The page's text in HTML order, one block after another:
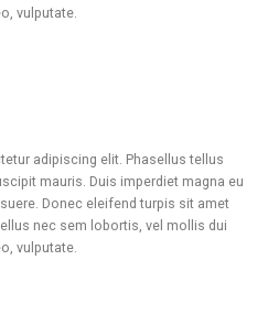
vulputate.
adipiscing elit. Phasellus tellus
mauris. Duis imperdiet magna eu
Donec eleifend turpis sit amet
nec sem lobortis, vel mollis dui
vulputate.